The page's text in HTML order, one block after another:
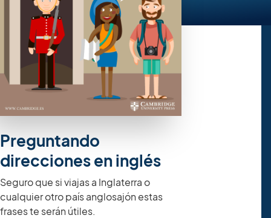
Preguntando
direcciones en inglés
Seguro que si viajas a Inglaterra o
cualquier otro país anglosajón estas
frases te serán útiles.